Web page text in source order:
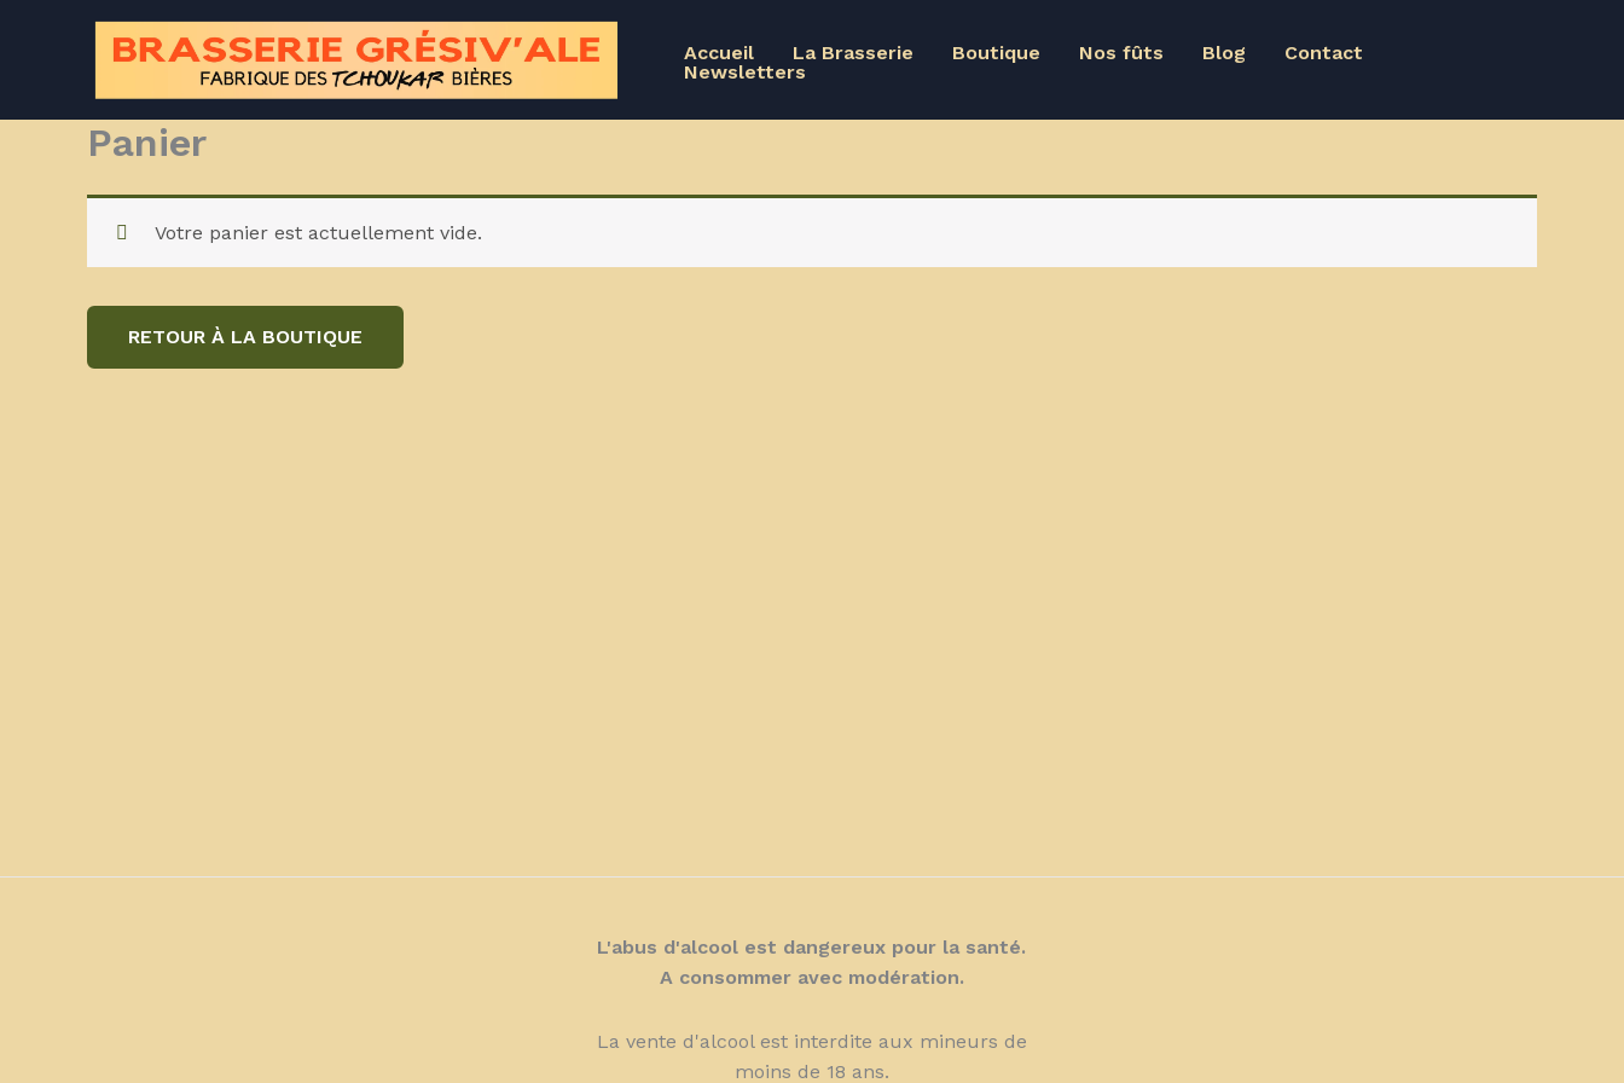
Accueil La Brasserie Boutique Nos fûts Blog
Contact
Newsletters
Panier
Votre panier est actuellement vide.
RETOUR À LA BOUTIQUE
L'abus d'alcool est dangereux pour la santé.
A consommer avec modération.
La vente d'alcool est interdite aux mineurs de
moins de 18 ans.